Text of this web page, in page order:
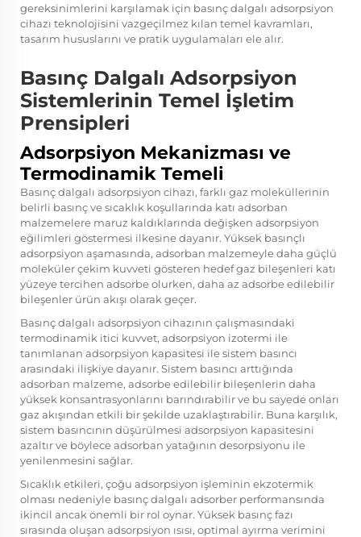
gereksinimlerini karşılamak için basınç dalgalı adsorpsiyon
cihazı teknolojisini vazgeçilmez kılan temel kavramları,
tasarım hususlarını ve pratik uygulamaları ele alır.
Basınç Dalgalı Adsorpsiyon
Sistemlerinin Temel İşletim
Prensipleri
Adsorpsiyon Mekanizması ve
Termodinamik Temeli
Basınç dalgalı adsorpsiyon cihazı, farklı gaz moleküllerinin
belirli basınç ve sıcaklık koşullarında katı adsorban
malzemelere maruz kaldıklarında değişken adsorpsiyon
eğilimleri göstermesi ilkesine dayanır. Yüksek basınçlı
adsorpsiyon aşamasında, adsorban malzemeyle daha güçlü
moleküler çekim kuvveti gösteren hedef gaz bileşenleri katı
yüzeye tercihen adsorbe olurken, daha az adsorbe edilebilir
bileşenler ürün akışı olarak geçer.
Basınç dalgalı adsorpsiyon cihazının çalışmasındaki
termodinamik itici kuvvet, adsorpsiyon izotermi ile
tanımlanan adsorpsiyon kapasitesi ile sistem basıncı
arasındaki ilişkiye dayanır. Sistem basıncı arttığında
adsorban malzeme, adsorbe edilebilir bileşenlerin daha
yüksek konsantrasyonlarını barındırabilir ve bu sayede onları
gaz akışından etkili bir şekilde uzaklaştırabilir. Buna karşılık,
sistem basıncının düşürülmesi adsorpsiyon kapasitesini
azaltır ve böylece adsorban yatağının desorpsiyonu ile
yenilenmesini sağlar.
Sıcaklık etkileri, çoğu adsorpsiyon işleminin ekzotermik
olması nedeniyle basınç dalgalı adsorber performansında
ikincil ancak önemli bir rol oynar. Yüksek basınç fazı
sırasında oluşan adsorpsiyon ısısı, optimal ayırma verimini